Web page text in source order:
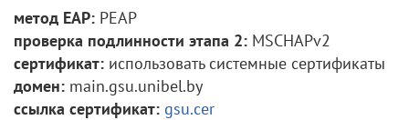
метод EAP: PEAP
проверка подлинности этапа 2: MSCHAPv2
сертификат: использовать системные сертификаты
домен: main.gsu.unibel.by
ссылка сертификат: gsu.cer